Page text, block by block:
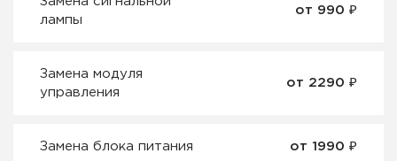
лампы
от 990 ₽
Замена модуля
управления
от 2290 ₽
Замена блока питания от 1990 ₽